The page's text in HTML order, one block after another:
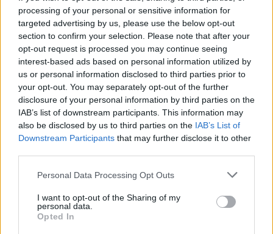
processing of your personal or sensitive information for
targeted advertising by us, please use the below opt-out
section to confirm your selection. Please note that after your
opt-out request is processed you may continue seeing
interest-based ads based on personal information utilized by
us or personal information disclosed to third parties prior to
your opt-out. You may separately opt-out of the further
disclosure of your personal information by third parties on the
IAB’s list of downstream participants. This information may
also be disclosed by us to third parties on the IAB’s List of
Downstream Participants that may further disclose it to other
Personal Data Processing Opt Outs
I want to opt-out of the Sharing of my
personal data.
Opted In
ARTICLES CONNEXES PLUS DE L'AUTEUR
Santé
Canicule : les conseils
essentiels des
cardiologues pour
éviter le danger
Santé
Éclipse du 12 août :
attention à la pénurie de
lunettes de sécurité
Santé
Un chewing-gum
révolutionnaire pour
combattre le cancer
buccal
Populaires